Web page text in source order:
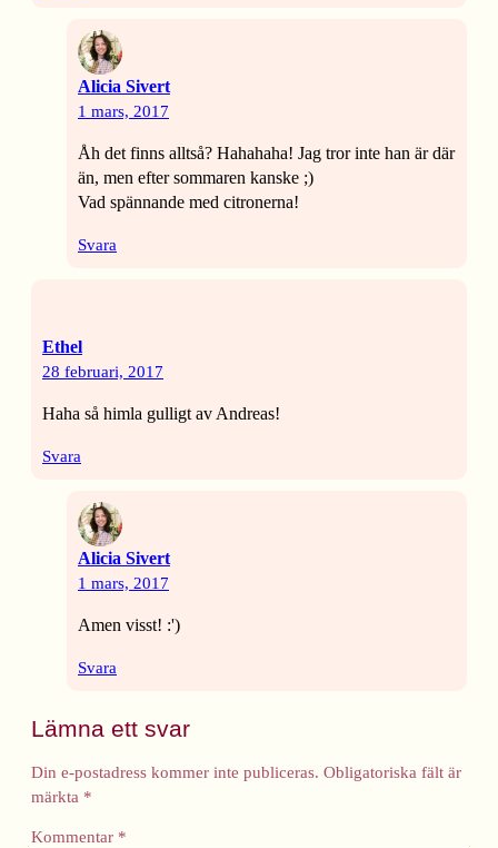
Alicia Sivert
1 mars, 2017
Åh det finns alltså? Hahahaha! Jag tror inte han är där
än, men efter sommaren kanske ;)
Vad spännande med citronerna!
Svara
Ethel
28 februari, 2017
Haha så himla gulligt av Andreas!
Svara
Alicia Sivert
1 mars, 2017
Amen visst! :')
Svara
Lämna ett svar
Din e-postadress kommer inte publiceras. Obligatoriska fält är
märkta *
Kommentar *